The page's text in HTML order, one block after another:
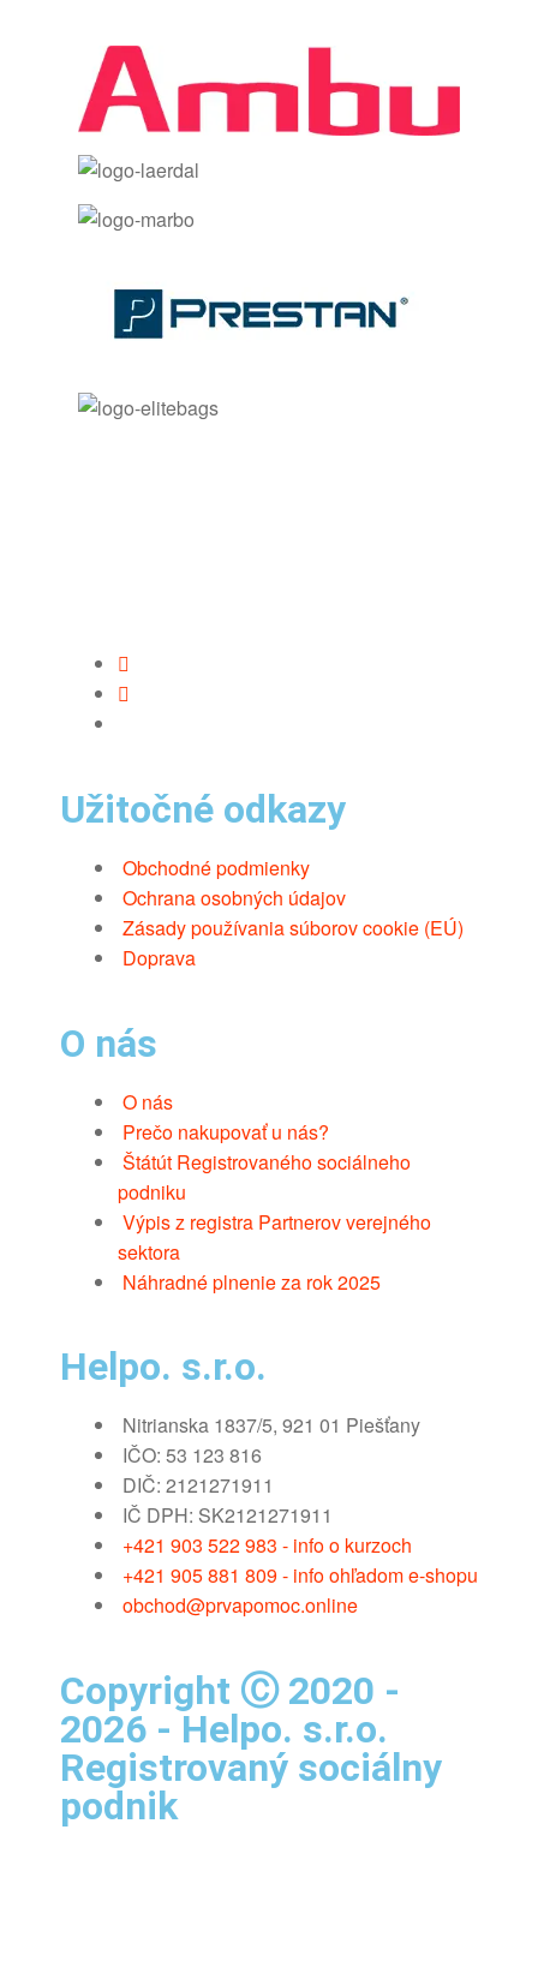
Užitočné odkazy
Obchodné podmienky
Ochrana osobných údajov
Zásady používania súborov cookie (EÚ)
Doprava
O nás
O nás
Prečo nakupovať u nás?
Štátút Registrovaného sociálneho
podniku
Výpis z registra Partnerov verejného
sektora
Náhradné plnenie za rok 2025
Helpo. s.r.o.
Nitrianska 1837/5, 921 01 Piešťany
IČO: 53 123 816
DIČ: 2121271911
IČ DPH: SK2121271911
+421 903 522 983 - info o kurzoch
+421 905 881 809 - info ohľadom e-shopu
obchod@prvapomoc.online
Copyright Ⓒ 2020 -
2026 - Helpo. s.r.o.
Registrovaný sociálny
podnik